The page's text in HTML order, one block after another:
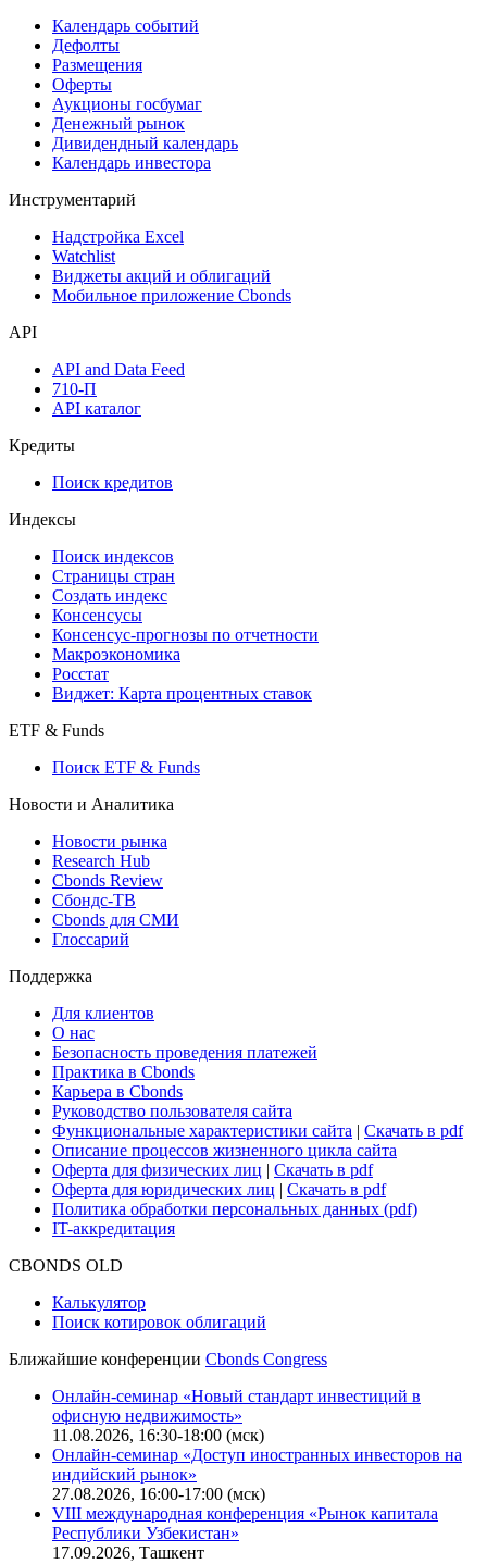
Календарь событий
Дефолты
Размещения
Оферты
Аукционы госбумаг
Денежный рынок
Дивидендный календарь
Календарь инвестора
Инструментарий
Надстройка Excel
Watchlist
Виджеты акций и облигаций
Мобильное приложение Cbonds
API
API and Data Feed
710-П
API каталог
Кредиты
Поиск кредитов
Индексы
Поиск индексов
Страницы стран
Создать индекс
Консенсусы
Консенсус-прогнозы по отчетности
Макроэкономика
Росстат
Виджет: Карта процентных ставок
ETF & Funds
Поиск ETF & Funds
Новости и Аналитика
Новости рынка
Research Hub
Cbonds Review
Сбондс-ТВ
Cbonds для СМИ
Глоссарий
Поддержка
Для клиентов
О нас
Безопасность проведения платежей
Практика в Cbonds
Карьера в Cbonds
Руководство пользователя сайта
Функциональные характеристики сайта | Скачать в pdf
Описание процессов жизненного цикла сайта
Оферта для физических лиц | Скачать в pdf
Оферта для юридических лиц | Скачать в pdf
Политика обработки персональных данных (pdf)
IT-аккредитация
CBONDS OLD
Калькулятор
Поиск котировок облигаций
Ближайшие конференции Cbonds Congress
Онлайн-семинар «Новый стандарт инвестиций в
офисную недвижимость»
11.08.2026, 16:30-18:00 (мск)
Онлайн-семинар «Доступ иностранных инвесторов на
индийский рынок»
27.08.2026, 16:00-17:00 (мск)
VIII международная конференция «Рынок капитала
Республики Узбекистан»
17.09.2026, Ташкент